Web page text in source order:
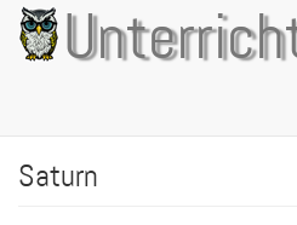
Direkt
zum
Inhalt
Saturn